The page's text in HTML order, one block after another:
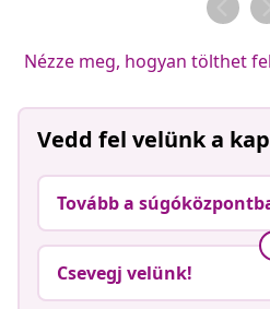
Nézze meg, hogyan tölthet
Vedd fel velünk a
Tovább a
Csevegj velünk!